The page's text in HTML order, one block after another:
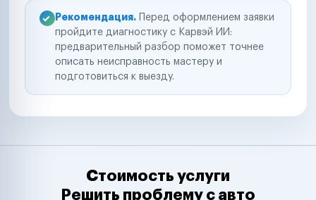
Рекомендация. Перед оформлением заявки
пройдите диагностику с Карвэй ИИ:
предварительный разбор поможет точнее
описать неисправность мастеру и
подготовиться к выезду.
Стоимость услуги
Решить проблему с авто